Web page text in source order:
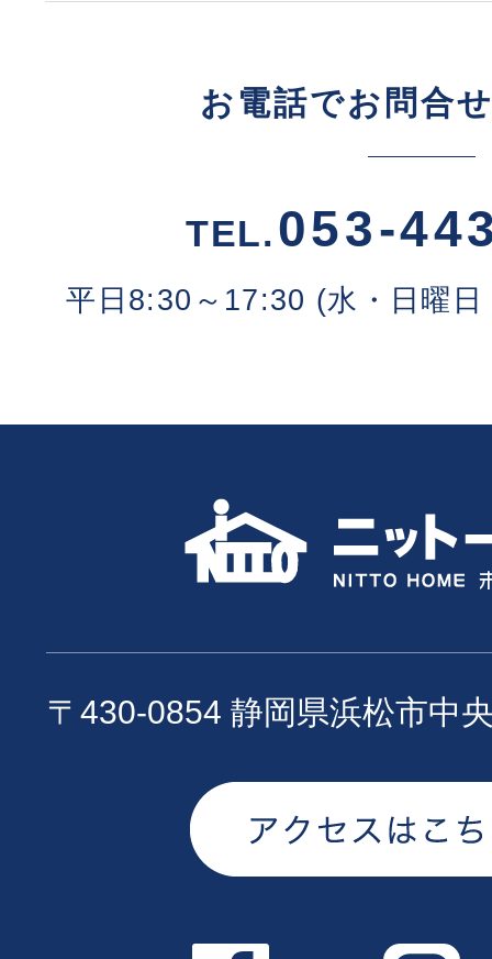
お電話でお問合
TEL.053-
平日8:30～17:30 (水・日曜
〒430-0854 静岡県浜松市中